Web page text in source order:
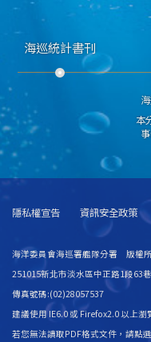
海巡統計書刊
本
隱私權宣告 資訊安全政策
海洋委員會海巡署艦隊分署 版權
251015新北市淡水區中正路1段63
傳真號碼:(02)28057537
建議使用 IE6.0 或 Firefox2.0 以上
若您無法讀取PDF格式文件，請點